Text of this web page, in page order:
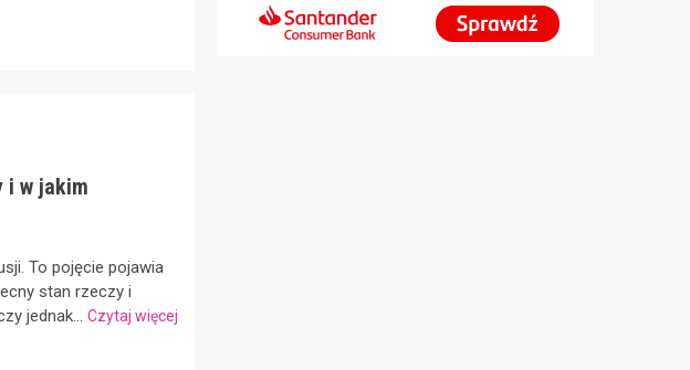
i w jakim
To pojęcie pojawia
stan rzeczy i
jednak... Czytaj więcej